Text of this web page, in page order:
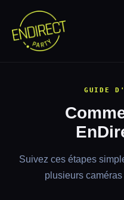
GUIDE
Suivez ces étapes
plusieurs